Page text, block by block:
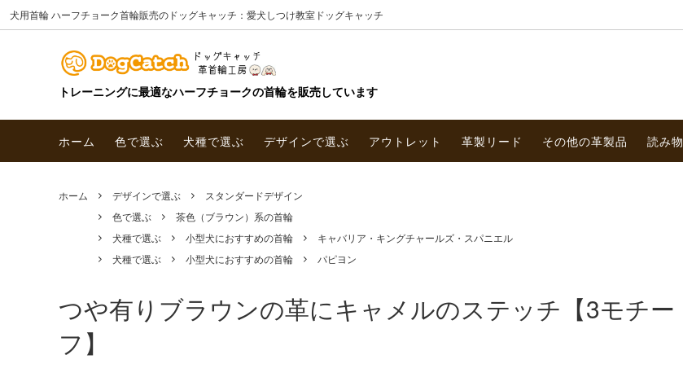
犬用首輪 ハーフチョーク首輪販売のドッグキャッチ：愛犬しつけ教室ドッグキャッチ
トレーニングに最適なハーフチョークの首輪を販売しています
ホーム 色で選ぶ 犬種で選ぶ デザインで選ぶ アウトレット 革製リード その他の革製品 読み物
ホーム デザインで選ぶ
スタンダードデザイン
色で選ぶ
茶色（ブラウン）系の首輪
犬種で選ぶ
小型犬におすすめの首輪
キャバリア・キングチャールズ・スパニエル
犬種で選ぶ
小型犬におすすめの首輪 パピヨン
つや有りブラウンの革にキャメルのステッチ【3モチー
フ】